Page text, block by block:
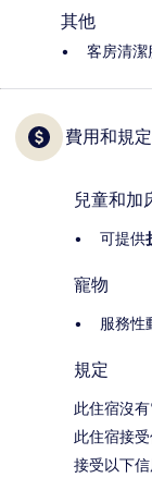
其他
客房清潔
費用和規定
兒童和加
可提供
寵物
服務性
規定
此住宿沒有
此住宿接
接受以下